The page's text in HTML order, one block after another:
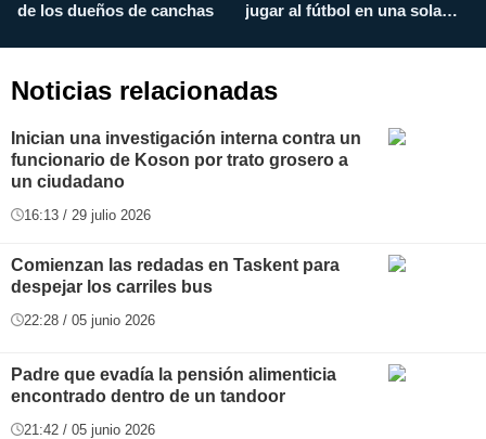
de los dueños de canchas
jugar al fútbol en una sola
Noticias relacionadas
Inician una investigación interna contra un
funcionario de Koson por trato grosero a
un ciudadano
16:13 / 29 julio 2026
Comienzan las redadas en Taskent para
despejar los carriles bus
22:28 / 05 junio 2026
Padre que evadía la pensión alimenticia
encontrado dentro de un tandoor
21:42 / 05 junio 2026